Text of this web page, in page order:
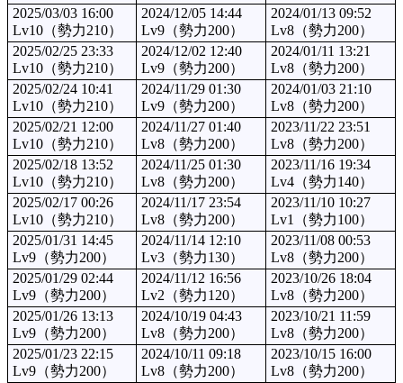
2025/03/03 16:00
Lv10（勢力210）
2024/12/05 14:44
Lv9（勢力200）
2024/01/13 09:52
Lv8（勢力200）
2025/02/25 23:33
Lv10（勢力210）
2024/12/02 12:40
Lv9（勢力200）
2024/01/11 13:21
Lv8（勢力200）
2025/02/24 10:41
Lv10（勢力210）
2024/11/29 01:30
Lv9（勢力200）
2024/01/03 21:10
Lv8（勢力200）
2025/02/21 12:00
Lv10（勢力210）
2024/11/27 01:40
Lv8（勢力200）
2023/11/22 23:51
Lv8（勢力200）
2025/02/18 13:52
Lv10（勢力210）
2024/11/25 01:30
Lv8（勢力200）
2023/11/16 19:34
Lv4（勢力140）
2025/02/17 00:26
Lv10（勢力210）
2024/11/17 23:54
Lv8（勢力200）
2023/11/10 10:27
Lv1（勢力100）
2025/01/31 14:45
Lv9（勢力200）
2024/11/14 12:10
Lv3（勢力130）
2023/11/08 00:53
Lv8（勢力200）
2025/01/29 02:44
Lv9（勢力200）
2024/11/12 16:56
Lv2（勢力120）
2023/10/26 18:04
Lv8（勢力200）
2025/01/26 13:13
Lv9（勢力200）
2024/10/19 04:43
Lv8（勢力200）
2023/10/21 11:59
Lv8（勢力200）
2025/01/23 22:15
Lv9（勢力200）
2024/10/11 09:18
Lv8（勢力200）
2023/10/15 16:00
Lv8（勢力200）